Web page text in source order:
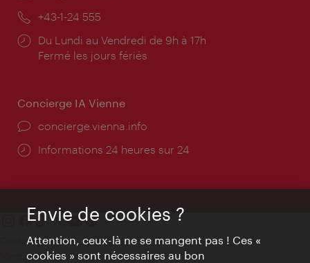
Téléphone:
+43-1-24 555
Horaires
d'ouverture:
Du Lundi au Vendredi de 9h à 17h
Fermé les jours fériés
Concierge IA Vienne
Ort:
concierge.vienna.info
Öffnungszeiten:
Informations 24 heures sur 24
Contact
Mentions obligatoires
Envie de cookies ?
Attention, ceux-là ne se mangent pas ! Ces «
cookies » sont nécessaires au bon